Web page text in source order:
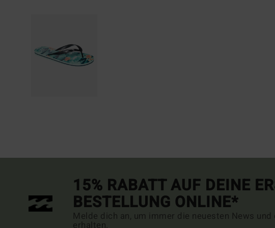
15% RABATT AUF DEINE
BESTELLUNG ONLINE*
Melde dich an, um immer die neuesten News
erhalten.